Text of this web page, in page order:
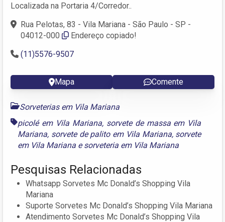
Localizada na Portaria 4/Corredor..
Rua Pelotas, 83 - Vila Mariana - São Paulo - SP -
04012-000
Endereço copiado!
(11)5576-9507
Mapa Comente
Sorveterias em Vila Mariana
picolé em Vila Mariana, sorvete de massa em Vila
Mariana, sorvete de palito em Vila Mariana, sorvete
em Vila Mariana esorveteria em Vila Mariana
Pesquisas Relacionadas
Whatsapp Sorvetes Mc Donald’s Shopping Vila
Mariana
Suporte Sorvetes Mc Donald’s Shopping Vila Mariana
Atendimento Sorvetes Mc Donald’s Shopping Vila